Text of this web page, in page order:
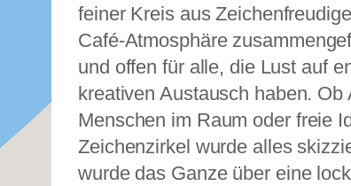
feiner Kreis aus
Café-Atmosphäre
und offen für alle, die Lust auf
kreativen Austausch haben. Ob
Menschen im Raum oder freie
Zeichenzirkel wurde alles
wurde das Ganze über eine